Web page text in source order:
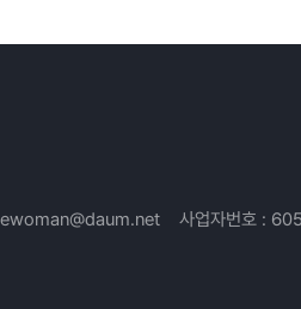
ewoman@daum.net 사업자번호 :